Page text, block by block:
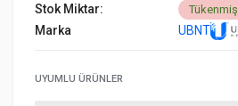
Stok Miktar: Tükenmiş
Marka UBNT
UYUMLU ÜRÜNLER